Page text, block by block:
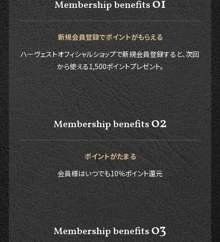
Membership benefits01
新規会員登録でポイントがもらえる
ハーヴェストオフィシャルショップで新規会員登録すると、次回
から使える1,500ポイントプレゼント。
Membership benefits02
ポイントがたまる
会員様はいつでも10％ポイント還元
Membership benefits03